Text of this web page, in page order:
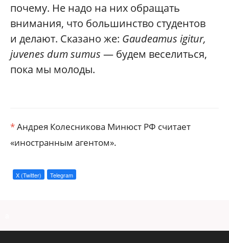
почему. Не надо на них обращать
внимания, что большинство студентов
и делают. Сказано же: Gaudeamus igitur,
juvenes dum sumus — будем веселиться,
пока мы молоды.
*Андрея Колесникова Минюст РФ считает
«иностранным агентом».
X (Twitter) Telegram